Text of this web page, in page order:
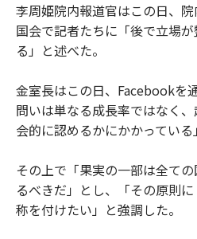
李周姫院内報道官はこの日、院
国会で記者たちに「後で立場
る」と述べた。
金室長はこの日、Facebookを
問いは単なる成長率ではなく
会的に認めるかにかかっている
その上で「果実の一部は全て
るべきだ」とし、「その原則
称を付けたい」と強調した。